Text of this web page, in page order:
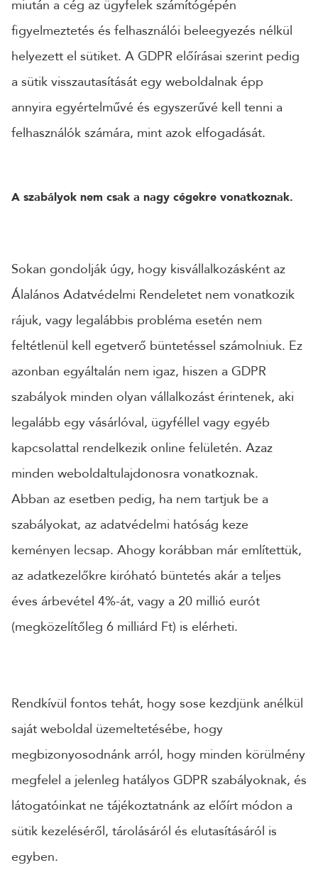
miután a cég az ügyfelek számítógépén
figyelmeztetés és felhasználói beleegyezés nélkül
helyezett el sütiket. A GDPR előírásai szerint pedig
a sütik visszautasítását egy weboldalnak épp
annyira egyértelművé és egyszerűvé kell tenni a
felhasználók számára, mint azok elfogadását.
A szabályok nem csak a nagy cégekre vonatkoznak.
Sokan gondolják úgy, hogy kisvállalkozásként az
Álalános Adatvédelmi Rendeletet nem vonatkozik
rájuk, vagy legalábbis probléma esetén nem
feltétlenül kell egetverő büntetéssel számolniuk. Ez
azonban egyáltalán nem igaz, hiszen a GDPR
szabályok minden olyan vállalkozást érintenek, aki
legalább egy vásárlóval, ügyféllel vagy egyéb
kapcsolattal rendelkezik online felületén. Azaz
minden weboldaltulajdonosra vonatkoznak.
Abban az esetben pedig, ha nem tartjuk be a
szabályokat, az adatvédelmi hatóság keze
keményen lecsap. Ahogy korábban már említettük,
az adatkezelőkre kiróható büntetés akár a teljes
éves árbevétel 4%-át, vagy a 20 millió eurót
(megközelítőleg 6 milliárd Ft) is elérheti.
Rendkívül fontos tehát, hogy sose kezdjünk anélkül
saját weboldal üzemeltetésébe, hogy
megbizonyosodnánk arról, hogy minden körülmény
megfelel a jelenleg hatályos GDPR szabályoknak, és
látogatóinkat ne tájékoztatnánk az előírt módon a
sütik kezeléséről, tárolásáról és elutasításáról is
egyben.